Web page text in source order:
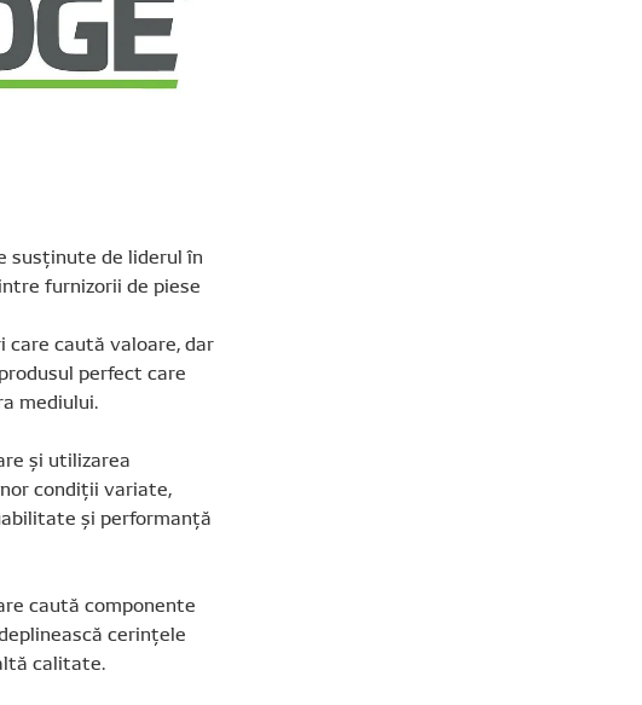
susținute de liderul în
furnizorii de piese
care caută valoare, dar
perfect care
mediului.
și utilizarea
condiții variate,
și performanță
caută componente
cerințele
calitate.